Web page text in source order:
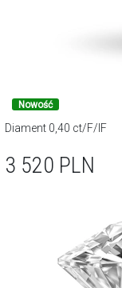
Nowość
Diament 0,40 ct/F/IF
3 520 PLN